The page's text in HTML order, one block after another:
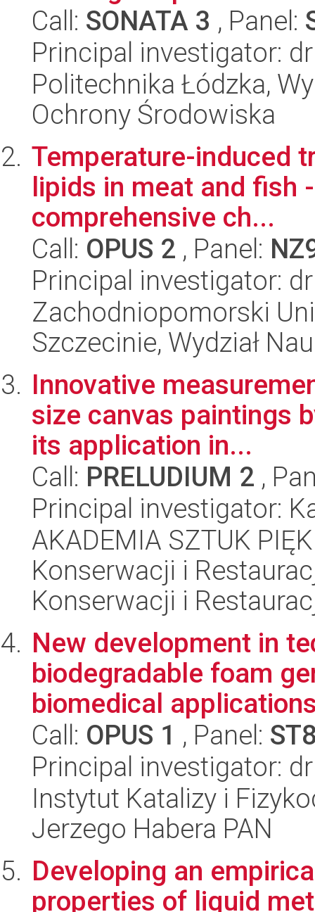
Call: SONATA 3 , Panel:
Principal investigator:
Politechnika Łódzka,
Ochrony Środowiska
Temperature-induced
lipids in meat and fish
comprehensive ch...
Call: OPUS 2 , Panel:
Principal investigator:
Zachodniopomorski
Szczecinie, Wydział
Innovative
size canvas paintings
its application in...
Call: PRELUDIUM 2 ,
Principal investigator:
AKADEMIA SZTUK
Konserwacji i
Konserwacji i
New development in
biodegradable foam
biomedical
Call: OPUS 1 , Panel:
Principal investigator:
Instytut Katalizy i
Jerzego Habera PAN
Developing an
properties of liquid